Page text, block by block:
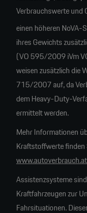
Verbrauchswerte und
einen höheren NoVA-
ihres Gewichts
(VO 595/2009 iVm
weisen zusätzlich die
715/2007 auf, da
dem Heavy-Duty-
ermittelt werden.
Mehr Informationen
Kraftstoffwerte
www.autoverbrauch.at
Assistenzsysteme
Kraftfahrzeugen zur
Fahrsituationen.